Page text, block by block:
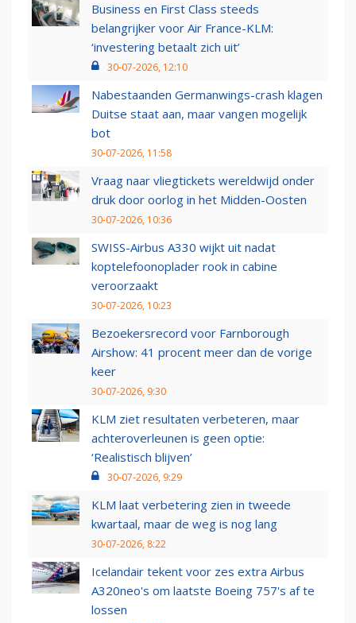
Business en First Class steeds
belangrijker voor Air France-KLM:
‘investering betaalt zich uit’
30-07-2026, 12:10
Nabestaanden Germanwings-crash klagen
Duitse staat aan, maar vangen mogelijk
bot
30-07-2026, 11:58
Vraag naar vliegtickets wereldwijd onder
druk door oorlog in het Midden-Oosten
30-07-2026, 10:36
SWISS-Airbus A330 wijkt uit nadat
koptelefoonoplader rook in cabine
veroorzaakt
30-07-2026, 10:23
Bezoekersrecord voor Farnborough
Airshow: 41 procent meer dan de vorige
keer
30-07-2026, 9:30
KLM ziet resultaten verbeteren, maar
achteroverleunen is geen optie:
‘Realistisch blijven’
30-07-2026, 9:29
KLM laat verbetering zien in tweede
kwartaal, maar de weg is nog lang
30-07-2026, 8:22
Icelandair tekent voor zes extra Airbus
A320neo's om laatste Boeing 757's af te
lossen